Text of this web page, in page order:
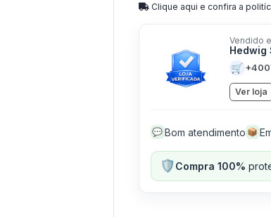
Clique aqui e confira a
Vendido
🛒 +400
Ver loja
💬 Bom atendimento 📦
🛡️Compra 100%